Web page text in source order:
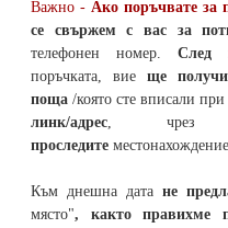
Важно - Ако поръчвате за
се свържем с вас за
телефонен номер. След
поръчката, вие ще
поща /която сте вписали
линк/адрес, чрез
проследите
Към днешна дата не
място", както правихме